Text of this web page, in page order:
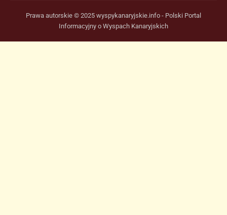
Prawa autorskie © 2025 wyspykanaryjskie.info - Polski Portal
Informacyjny o Wyspach Kanaryjskich